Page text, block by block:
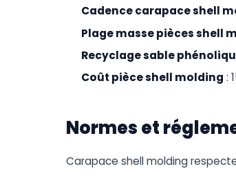
Cadence carapace shell
Plage masse pièces shell
Recyclage sable
Coût pièce shell molding :
Normes et
Carapace shell molding